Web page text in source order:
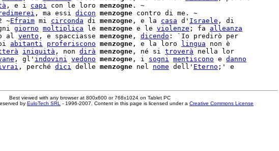
, e i capi con le loro menzogne . ~
, ma essi dicon menzogne contro di me. ~
~Efraim mi circonda di menzogne , e la casa d' Israele , di
giorno moltiplica le menzogne e le violenze ; fa alleanza
al vento , e spacciasse menzogne , dicendo : `Io predirò per
abitanti proferiscono menzogne , e la loro lingua non è
iniquità , non dirà menzogne , né si troverà nella lor
, gl' indovini vedono menzogne , i sogni mentiscono e danno
, perché dici delle menzogne nel nome dell' Eterno
Best viewed with any browser at 800x600 or 768x1024 on Tablet PC
by EuloTech SRL - 1996-2007. Content in this page is licensed under a Creative Commons License